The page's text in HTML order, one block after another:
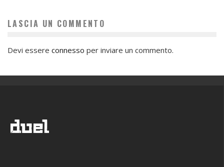
LASCIA UN COMMENTO
Devi essere connesso per inviare un commento.